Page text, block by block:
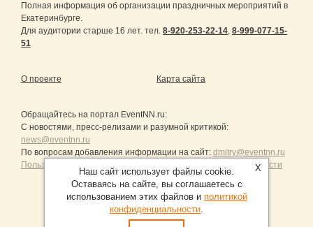
Полная информация об организации праздничных мероприятий в
Екатеринбурге.
Для аудитории старше 16 лет. тел. 8-920-253-22-14, 8-999-077-15-
51
О проекте Карта сайта
Обращайтесь на портал EventNN.ru:
С новостями, пресс-релизами и разумной критикой:
news@eventnn.ru
По вопросам добавления информации на сайт: dmitry@eventnn.ru
Пользовательское Соглашение и политика конфиденциальности
Продвижение сайтов Санкт-Петербург
X
Наш сайт использует файлы cookie.
Оставаясь на сайте, вы соглашаетесь с
использованием этих файлов и политикой
конфиденциальности.